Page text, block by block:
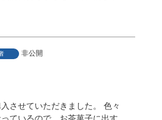
非公開
させていただきました。 色々